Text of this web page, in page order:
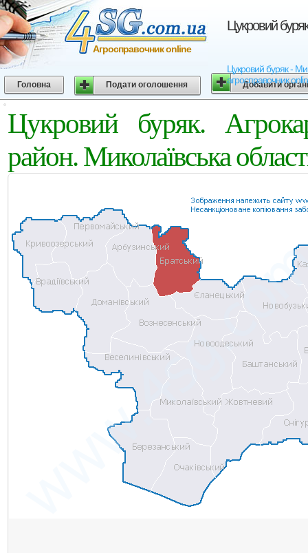
Цукровий
Цукровий буряк -
агросправочник
Агросправочник online
Головна Подати оголошення Добавити
Цукровий буряк.
район. Миколаївська